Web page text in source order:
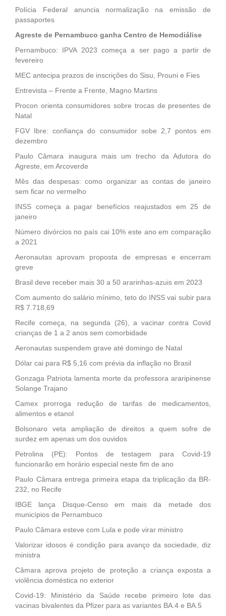
Polícia Federal anuncia normalização na emissão de
passaportes
Agreste de Pernambuco ganha Centro de Hemodiálise
Pernambuco: IPVA 2023 começa a ser pago a partir de
fevereiro
MEC antecipa prazos de inscrições do Sisu, Prouni e Fies
Entrevista – Frente a Frente, Magno Martins
Procon orienta consumidores sobre trocas de presentes de
Natal
FGV Ibre: confiança do consumidor sobe 2,7 pontos em
dezembro
Paulo Câmara inaugura mais um trecho da Adutora do
Agreste, em Arcoverde
Mês das despesas: como organizar as contas de janeiro
sem ficar no vermelho
INSS começa a pagar benefícios reajustados em 25 de
janeiro
Número divórcios no país cai 10% este ano em comparação
a 2021
Aeronautas aprovam proposta de empresas e encerram
greve
Brasil deve receber mais 30 a 50 ararinhas-azuis em 2023
Com aumento do salário mínimo, teto do INSS vai subir para
R$ 7.718,69
Recife começa, na segunda (26), a vacinar contra Covid
crianças de 1 a 2 anos sem comorbidade
Aeronautas suspendem grave até domingo de Natal
Dólar cai para R$ 5,16 com prévia da inflação no Brasil
Gonzaga Patriota lamenta morte da professora araripinense
Solange Trajano
Camex prorroga redução de tarifas de medicamentos,
alimentos e etanol
Bolsonaro veta ampliação de direitos a quem sofre de
surdez em apenas um dos ouvidos
Petrolina (PE): Pontos de testagem para Covid-19
funcionarão em horário especial neste fim de ano
Paulo Câmara entrega primeira etapa da triplicação da BR-
232, no Recife
IBGE lança Disque-Censo em mais da metade dos
municípios de Pernambuco
Paulo Câmara esteve com Lula e pode virar ministro
Valorizar idosos é condição para avanço da sociedade, diz
ministra
Câmara aprova projeto de proteção a criança exposta a
violência doméstica no exterior
Covid-19: Ministério da Saúde recebe primeiro lote das
vacinas bivalentes da Pfizer para as variantes BA.4 e BA.5